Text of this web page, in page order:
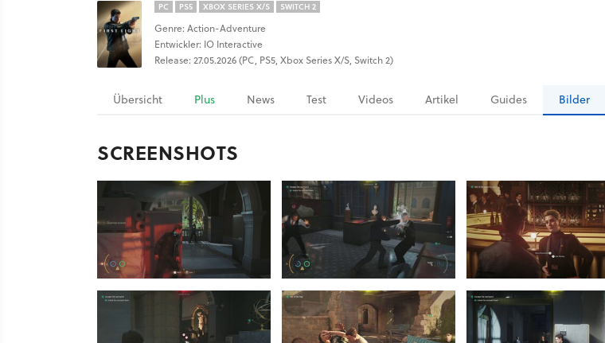
PC PS5 XBOX SERIES X/S SWITCH 2
Genre: Action-Adventure
Entwickler: IO Interactive
Release: 27.05.2026 (PC, PS5, Xbox Series X/S, Switch 2)
Übersicht Plus News Test Videos Artikel Guides Bilder
SCREENSHOTS